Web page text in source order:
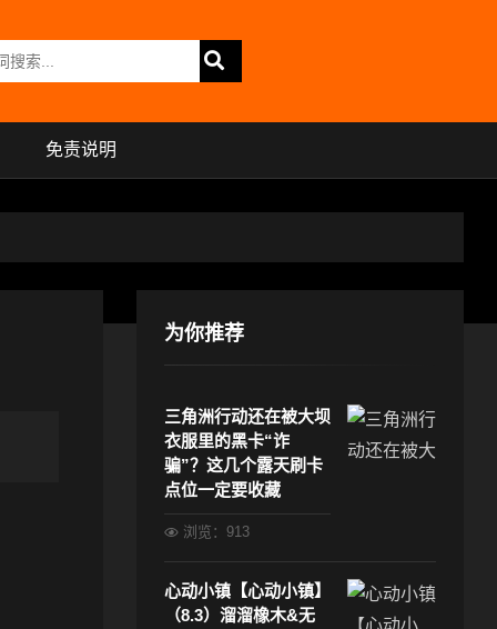
免责说明
为你推荐
三角洲行动还在被大坝
衣服里的黑卡“诈
骗”？这几个露天刷卡
点位一定要收藏
浏览：913
心动小镇【心动小镇】
（8.3）溜溜橡木&无